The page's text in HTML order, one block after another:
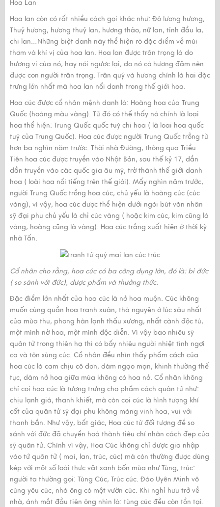
Hoa Lan
Hoa lan còn có rất nhiều cách gọi khác như: Đô lương hương,
Thuỷ hương, hương thuỷ lan, hương thảo, nữ lan, tỉnh đầu la,
chi lan…Những biệt danh này thể hiện rõ đặc điểm về mùi
thơm và khí vị của hoa lan. Hoa lan được trân trọng là do
hương vị của nó, hay nói ngược lại, do nó có hương đậm nên
được con người trân trọng. Trân quý và hương chính là hai đặc
trưng lớn nhất mà hoa lan nổi danh trong thế giới hoa.
Hoa cúc được cổ nhân mệnh danh là: Hoàng hoa của Trung
Quốc (hoàng màu vàng). Từ đó có thể thấy nó chính là loại
hoa thể hiện: Trung Quốc quốc tuỳ chi hoa ( là loai hoa quốc
tuý của Trung Quốc). Hoa cúc được người Trung Quốc trồng từ
hơn ba nghìn năm trước. Thời nhà Đường, thông qua Triều
Tiên hoa cúc được truyền vào Nhật Bản, sau thế kỷ 17, dần
dần truyền vào các quốc gia âu mỹ, trở thành thế giới danh
hoa ( loài hoa nổi tiếng trên thế giới). Mấy nghìn năm trước,
người Trung Quốc trồng hoa cúc, chủ yếu là hoàng cúc (cúc
vàng), vì vậy, hoa cúc được thể hiện dưới ngòi bút văn nhân
sỹ đại phu chủ yếu là chỉ cúc vàng ( hoặc kim cúc, kim cũng là
vàng, hoàng cũng là vàng). Hoa cúc trắng xuất hiện ở thời kỳ
nhà Tấn.
Cổ nhân cho rằng, hoa cúc có ba công dụng lớn, đó là: bỉ đức
( so sánh với đức), dược phẩm và thưởng thức.
Đặc điểm lớn nhất của hoa cúc là nở hoa muộn. Cúc không
muốn cùng quần hoa tranh xuân, thà nguyện ở lúc sâu nhất
của mùa thu, phong hàn lạnh thấu xương, nhất cành độc tú,
một mình nở hoa, một mình độc diễn. Vì vậy bao nhiêu sỹ
quân tử trong thiên hạ thì có bấy nhiêu người nhiệt tình ngợi
ca và tôn sùng cúc. Cổ nhân đều nhìn thấy phẩm cách của
hoa cúc là cam chịu cô đơn, dám ngạo mạn, khinh thường thế
tục, dám nở hoa giữa mùa không có hoa nở. Cổ nhân không
chỉ coi hoa cúc là tượng trưng cho phẩm cách quân tử như:
chịu lạnh giá, thanh khiết, mà còn coi cúc là hình tượng khí
cốt của quân tử sỹ đại phu không màng vinh hoa, vui với
thanh bần. Như vậy, bất giác, Hoa cúc từ đối tượng để so
sánh với đức đã chuyển hoá thành tiêu chí nhân cách đẹp của
sỹ quân tử. Chính vì vậy, Hoa Cúc không chỉ được gia nhập
vào tứ quân tử ( mai, lan, trúc, cúc) mà còn thường được dùng
kép với một số loài thực vật xanh bốn mùa như Tùng, trúc:
người ta thường gọi: Tùng Cúc, Trúc cúc. Đào Uyên Minh vô
cùng yêu cúc, nhà ông có một vườn cúc. Khi nghỉ hưu trở về
nhà, ánh mắt đầu tiên ông nhìn là: tùng cúc đều còn tồn tại.